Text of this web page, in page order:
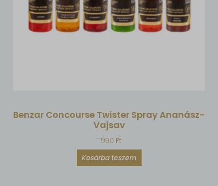
Benzar Concourse Twister Spray Ananász-
Vajsav
1 990 Ft
Kosárba teszem